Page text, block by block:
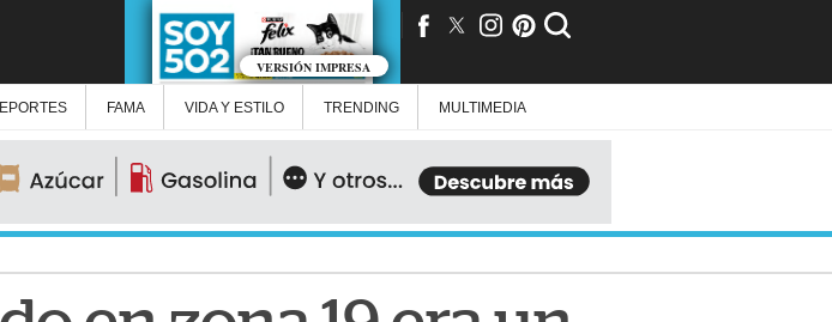
VERSIÓN IMPRESA
FAMA VIDA Y ESTILO TRENDING MULTIMEDIA